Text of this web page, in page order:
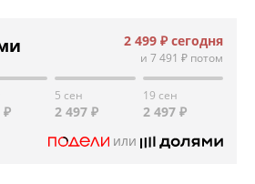
2 499 ₽ сегодня
и 7 491 ₽ потом
₽
5 сен
2 497 ₽
19 сен
2 497 ₽
или